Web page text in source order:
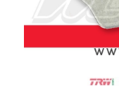
Rechercher